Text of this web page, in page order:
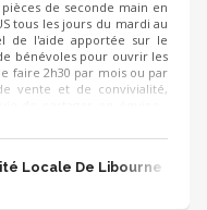
de seconde main en
tous les jours du mardi au
de l'aide apportée sur le
bénévoles pour ouvrir les
faire 2h30 par mois ou par
vente et de convivialité,
administratives
il sera possible de les
16 ans ou plus ?REJOINS
Locale De Libourne